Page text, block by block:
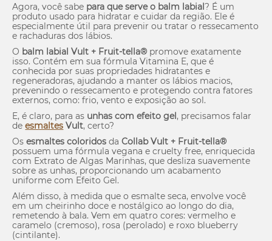
Agora, você sabe para que serve o balm labial? É um
produto usado para hidratar e cuidar da região. Ele é
especialmente útil para prevenir ou tratar o ressecamento
e rachaduras dos lábios.
O balm labial Vult + Fruit-tella® promove exatamente
isso. Contém em sua fórmula Vitamina E, que é
conhecida por suas propriedades hidratantes e
regeneradoras, ajudando a manter os lábios macios,
prevenindo o ressecamento e protegendo contra fatores
externos, como: frio, vento e exposição ao sol.
E, é claro, para as unhas com efeito gel, precisamos falar
deesmaltes Vult, certo?
Osesmaltes coloridos daCollab Vult + Fruit-tella®
possuem uma fórmula vegana ecruelty free, enriquecida
com Extrato de Algas Marinhas, que desliza suavemente
sobre as unhas, proporcionando um acabamento
uniforme com Efeito Gel.
Além disso, à medida que o esmalte seca, envolve você
em um cheirinho doce e nostálgico ao longo do dia,
remetendo à bala. Vem em quatro cores: vermelho e
caramelo (cremoso), rosa (perolado) e roxo blueberry
(cintilante).